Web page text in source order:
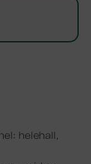
helehall,